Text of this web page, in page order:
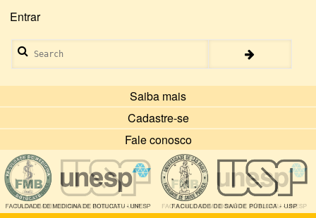
Menu
de
conta
de
usuário
Entrar
Search
Saiba mais
Cadastre-se
Fale conosco